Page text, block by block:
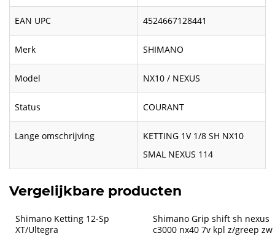
EAN UPC 4524667128441
Merk SHIMANO
Model NX10 / NEXUS
Status COURANT
Lange omschrijving
KETTING 1V 1/8 SH NX10
SMAL NEXUS 114
Vergelijkbare producten
Shimano Ketting 12-Sp
XT/Ultegra
Shimano Grip shift sh nexus
c3000 nx40 7v kpl z/greep zw